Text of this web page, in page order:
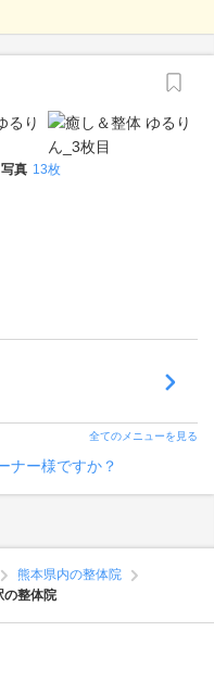
写真 13枚
全てのメニューを見る
ナー様ですか？
熊本県内の整体院
の整体院